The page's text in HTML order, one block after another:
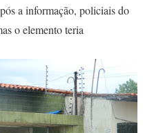
a informação, policiais do
o elemento teria